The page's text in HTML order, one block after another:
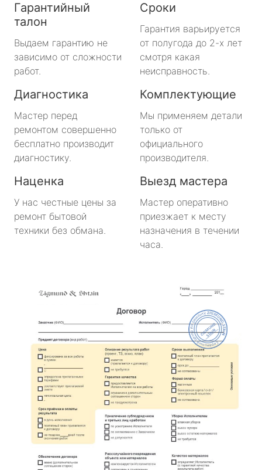
Гарантийный
талон
Выдаем гарантию не
зависимо от сложности
работ.
Сроки
Гарантия варьируется
от полугода до 2-х лет
смотря какая
неисправность.
Диагностика
Мастер перед
ремонтом совершенно
бесплатно производит
диагностику.
Комплектующие
Мы применяем детали
только от
официального
производителя.
Наценка
У нас честные цены за
ремонт бытовой
техники без обмана.
Выезд мастера
Мастер оперативно
приезжает к месту
назначения в течении
часа.